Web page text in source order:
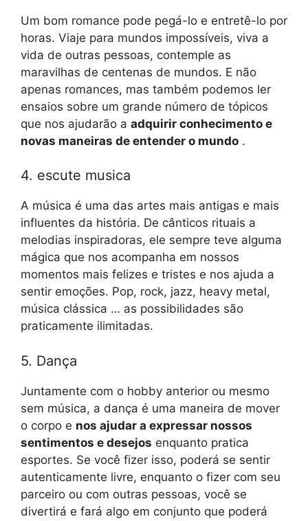
Um bom romance pode pegá-lo e entretê-lo por
horas. Viaje para mundos impossíveis, viva a
vida de outras pessoas, contemple as
maravilhas de centenas de mundos. E não
apenas romances, mas também podemos ler
ensaios sobre um grande número de tópicos
que nos ajudarão a adquirir conhecimento e
novas maneiras de entender o mundo .
4. escute musica
A música é uma das artes mais antigas e mais
influentes da história. De cânticos rituais a
melodias inspiradoras, ele sempre teve alguma
mágica que nos acompanha em nossos
momentos mais felizes e tristes e nos ajuda a
sentir emoções. Pop, rock, jazz, heavy metal,
música clássica … as possibilidades são
praticamente ilimitadas.
5. Dança
Juntamente com o hobby anterior ou mesmo
sem música, a dança é uma maneira de mover
o corpo e nos ajudar a expressar nossos
sentimentos e desejos enquanto pratica
esportes. Se você fizer isso, poderá se sentir
autenticamente livre, enquanto o fizer com seu
parceiro ou com outras pessoas, você se
divertirá e fará algo em conjunto que poderá